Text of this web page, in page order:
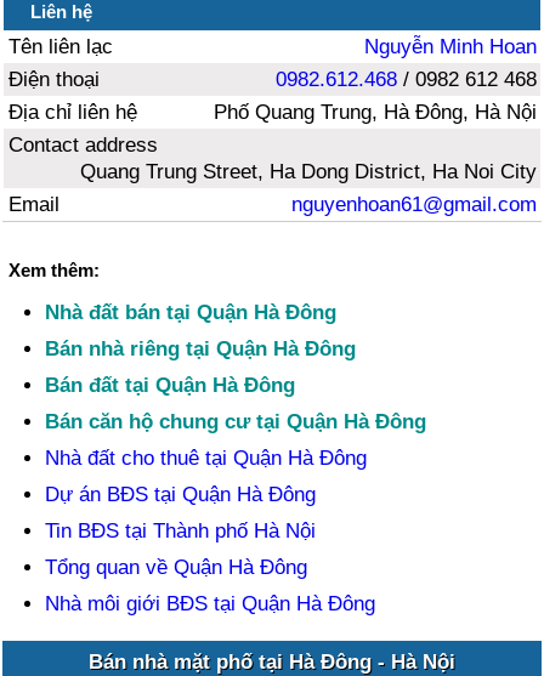
Liên hệ
Tên liên lạc
Nguyễn Minh Hoan
Điện thoại
0982.612.468/ 0982 612 468
Địa chỉ liên hệ
Phố Quang Trung, Hà Đông, Hà Nội
Contact address
Quang Trung Street, Ha Dong District, Ha Noi City
Email
nguyenhoan61@gmail.com
Xem thêm:
Nhà đất bán tại Quận Hà Đông
Bán nhà riêng tại Quận Hà Đông
Bán đất tại Quận Hà Đông
Bán căn hộ chung cư tại Quận Hà Đông
Nhà đất cho thuê tại Quận Hà Đông
Dự án BĐS tại Quận Hà Đông
Tin BĐS tại Thành phố Hà Nội
Tổng quan về Quận Hà Đông
Nhà môi giới BĐS tại Quận Hà Đông
Bán nhà mặt phố tại Hà Đông - Hà Nội